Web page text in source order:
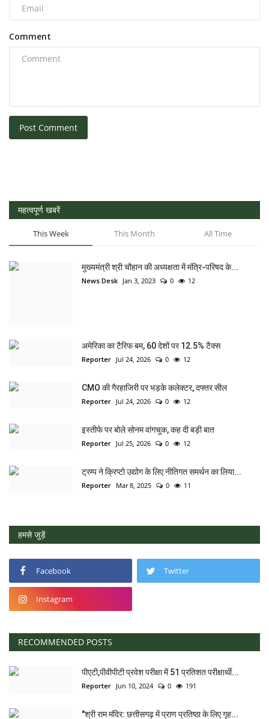
Comment
Post Comment
महत्वपूर्ण खबरें
This Week This Month All Time
मुख्यमंत्री श्री चौहान की अध्यक्षता में मंत्रि-परिषद के...
News Desk Jan 3, 2023 0 12
अमेरिका का टैरिफ बम, 60 देशों पर 12.5% टैक्स
Reporter Jul 24, 2026 0 12
CMO की गैरहाजिरी पर भड़के कलेक्टर, दफ्तर सील
Reporter Jul 24, 2026 0 12
इस्तीफे पर बोले सोनम वांगचुक, कह दी बड़ी बात
Reporter Jul 25, 2026 0 12
ट्रम्प ने क्रिप्टो उद्योग के लिए नीतिगत समर्थन का लिया...
Reporter Mar 8, 2025 0 11
हमसे जुड़ें
Facebook Twitter
Instagram
RECOMMENDED POSTS
पीएटी,पीवीपीटी प्रवेश परीक्षा में 51 प्रतिशत परीक्षार्थी...
Reporter Jun 10, 2024 0 191
"श्री राम मंदिर: छत्तीसगढ़ में प्राण प्रतिष्ठा के लिए गृह...